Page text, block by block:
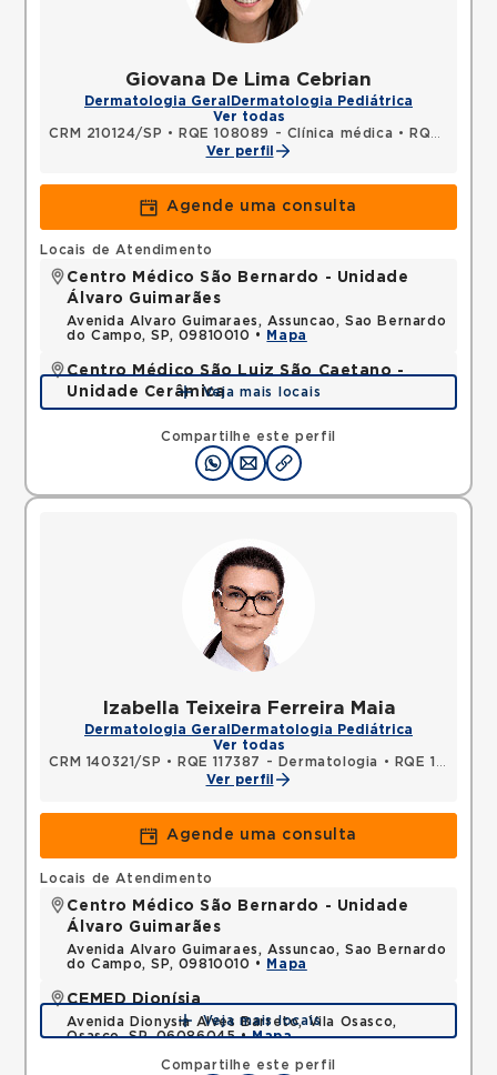
Giovana De Lima Cebrian
Dermatologia Geral Dermatologia Pediátrica
Ver todas
CRM 210124/SP • RQE 108089 - Clínica médica •
RQE 141731 - Dermatologia
Ver perfil
Agende uma consulta
Compartilhe este perfil
Locais de Atendimento
Centro Médico São Bernardo - Unidade
Álvaro Guimarães
Avenida Alvaro Guimaraes, Assuncao, Sao Bernardo
do Campo, SP, 09810010 •
Mapa
Centro Médico São Luiz São Caetano -
Unidade Cerâmica
Alameda Caulim, Ceramica, Sao Caetano do Sul,
SP, 09531195 •
Veja mais locais
Izabella Teixeira Ferreira Maia
Dermatologia Geral Dermatologia Pediátrica
Ver todas
CRM 140321/SP • RQE 117387 - Dermatologia •
RQE 128159 - Medicina do tráfego
Ver perfil
Agende uma consulta
Compartilhe este perfil
Locais de Atendimento
Centro Médico São Bernardo - Unidade
Álvaro Guimarães
Avenida Alvaro Guimaraes, Assuncao, Sao Bernardo
do Campo, SP, 09810010 •
Mapa
CEMED Dionísia
Avenida Dionysia Alves Barreto, Vila Osasco,
Osasco, SP, 06086045 •Mapa
Veja mais locais